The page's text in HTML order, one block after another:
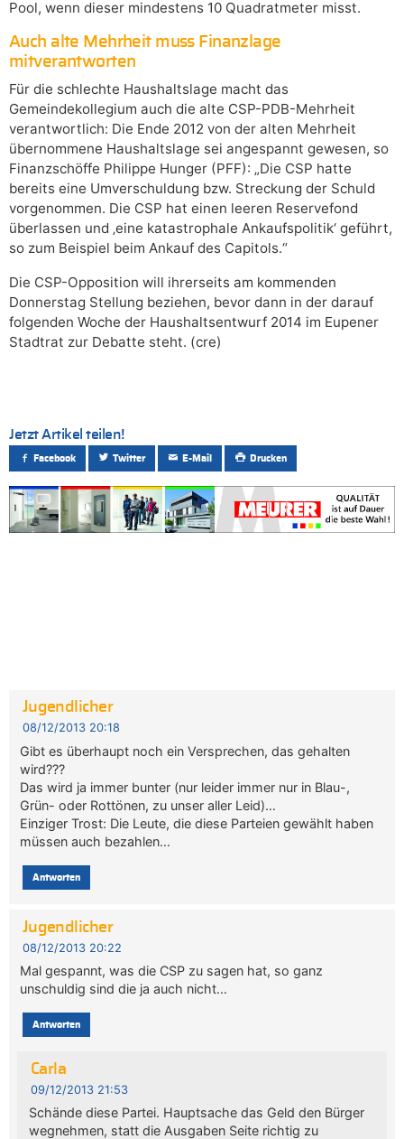
Pool, wenn dieser mindestens 10 Quadratmeter misst.
Auch alte Mehrheit muss Finanzlage
mitverantworten
Für die schlechte Haushaltslage macht das
Gemeindekollegium auch die alte CSP-PDB-Mehrheit
verantwortlich: Die Ende 2012 von der alten Mehrheit
übernommene Haushaltslage sei angespannt gewesen, so
Finanzschöffe Philippe Hunger (PFF): „Die CSP hatte
bereits eine Umverschuldung bzw. Streckung der Schuld
vorgenommen. Die CSP hat einen leeren Reservefond
überlassen und ‚eine katastrophale Ankaufspolitik‘ geführt,
so zum Beispiel beim Ankauf des Capitols.“
Die CSP-Opposition will ihrerseits am kommenden
Donnerstag Stellung beziehen, bevor dann in der darauf
folgenden Woche der Haushaltsentwurf 2014 im Eupener
Stadtrat zur Debatte steht. (cre)
Jetzt Artikel teilen!
Facebook Twitter E-Mail Drucken
Jugendlicher
08/12/2013 20:18
Gibt es überhaupt noch ein Versprechen, das gehalten
wird???
Das wird ja immer bunter (nur leider immer nur in Blau-,
Grün- oder Rottönen, zu unser aller Leid)…
Einziger Trost: Die Leute, die diese Parteien gewählt haben
müssen auch bezahlen…
Antworten
Jugendlicher
08/12/2013 20:22
Mal gespannt, was die CSP zu sagen hat, so ganz
unschuldig sind die ja auch nicht…
Antworten
Carla
09/12/2013 21:53
Schände diese Partei. Hauptsache das Geld den Bürger
wegnehmen, statt die Ausgaben Seite richtig zu